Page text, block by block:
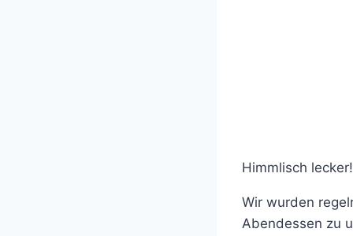
Himmlisch lecker!
Wir wurden
Abendessen zu